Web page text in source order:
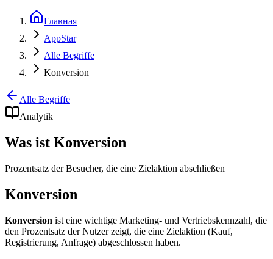
Главная
AppStar
Alle Begriffe
Konversion
Alle Begriffe
Analytik
Was ist Konversion
Prozentsatz der Besucher, die eine Zielaktion abschließen
Konversion
Konversion ist eine wichtige Marketing- und Vertriebskennzahl, die
den Prozentsatz der Nutzer zeigt, die eine Zielaktion (Kauf,
Registrierung, Anfrage) abgeschlossen haben.